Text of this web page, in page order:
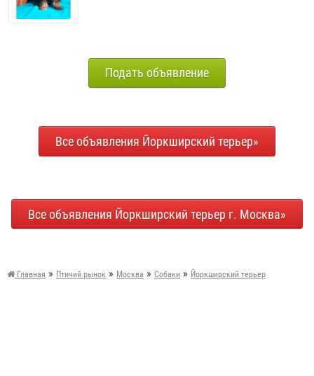
Подать объявление
Все объявления Йоркширский терьер»
Все объявления Йоркширский терьер г. Москва»
Главная » Птичий рынок » Москва » Собаки » Йоркширский терьер